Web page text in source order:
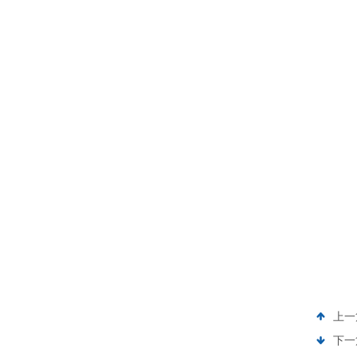
上
下